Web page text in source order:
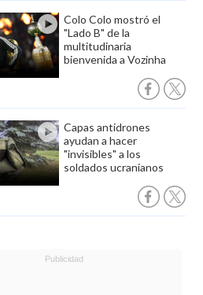
Colo Colo mostró el
"Lado B" de la
multitudinaria
bienvenida a Vozinha
Capas antidrones
ayudan a hacer
"invisibles" a los
soldados ucranianos